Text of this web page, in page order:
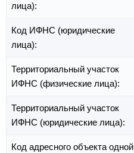
лица):
Код ИФНС (юридические
лица):
Территориальный участок
ИФНС (физические лица):
Территориальный участок
ИФНС (юридические лица):
Код адресного объекта одной